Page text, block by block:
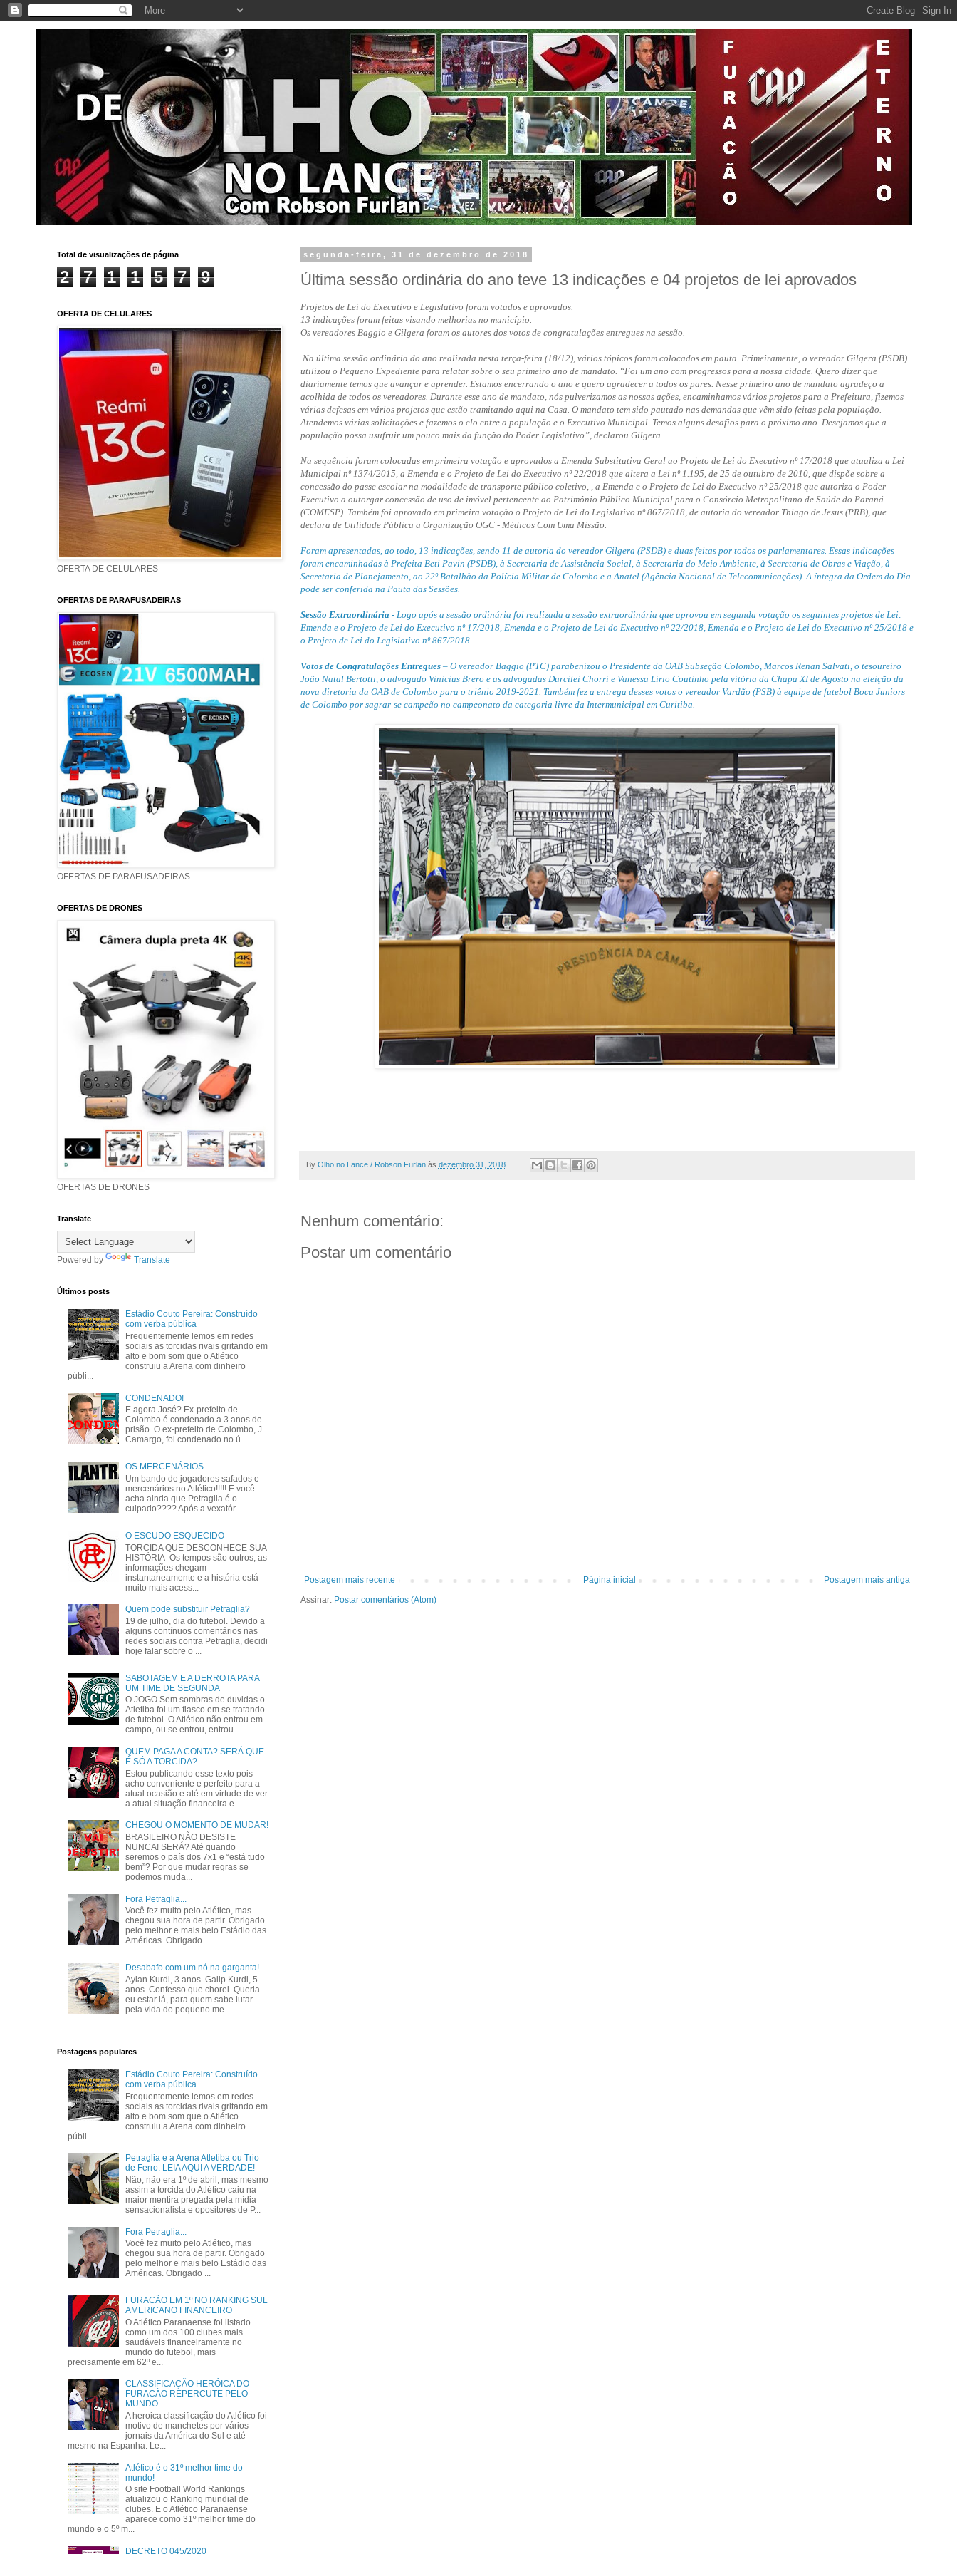
segunda-feira, 31 de dezembro de 2018
Última sessão ordinária do ano teve 13 indicações e 04 projetos de lei aprovados
Projetos de Lei do Executivo e Legislativo foram votados e aprovados.
13 indicações foram feitas visando melhorias no município.
Os vereadores Baggio e Gilgera foram os autores dos votos de congratulações entregues na sessão.
Na última sessão ordinária do ano realizada nesta terça-feira (18/12), vários tópicos foram colocados em pauta. Primeiramente, o vereador Gilgera (PSDB)
utilizou o Pequeno Expediente para relatar sobre o seu primeiro ano de mandato. “Foi um ano com progressos para a nossa cidade. Quero dizer que
diariamente temos que avançar e aprender. Estamos encerrando o ano e quero agradecer a todos os pares. Nesse primeiro ano de mandato agradeço a
acolhida de todos os vereadores. Durante esse ano de mandato, nós pulverizamos as nossas ações, encaminhamos vários projetos para a Prefeitura, fizemos
várias defesas em vários projetos que estão tramitando aqui na Casa. O mandato tem sido pautado nas demandas que vêm sido feitas pela população.
Atendemos várias solicitações e fazemos o elo entre a população e o Executivo Municipal. Temos alguns desafios para o próximo ano. Desejamos que a
população possa usufruir um pouco mais da função do Poder Legislativo”, declarou Gilgera.
Na sequência foram colocadas em primeira votação e aprovados a Emenda Substitutiva Geral ao Projeto de Lei do Executivo nº 17/2018 que atualiza a Lei
Municipal nº 1374/2015, a Emenda e o Projeto de Lei do Executivo nº 22/2018 que altera a Lei nº 1.195, de 25 de outubro de 2010, que dispõe sobre a
concessão do passe escolar na modalidade de transporte público coletivo, , a Emenda e o Projeto de Lei do Executivo nº 25/2018 que autoriza o Poder
Executivo a outorgar concessão de uso de imóvel pertencente ao Patrimônio Público Municipal para o Consórcio Metropolitano de Saúde do Paraná
(COMESP). Também foi aprovado em primeira votação o Projeto de Lei do Legislativo nº 867/2018, de autoria do vereador Thiago de Jesus (PRB), que
declara de Utilidade Pública a Organização OGC - Médicos Com Uma Missão.
Foram apresentadas, ao todo, 13 indicações, sendo 11 de autoria do vereador Gilgera (PSDB) e duas feitas por todos os parlamentares. Essas indicações
foram encaminhadas à Prefeita Beti Pavin (PSDB), à Secretaria de Assistência Social, à Secretaria do Meio Ambiente, à Secretaria de Obras e Viação, à
Secretaria de Planejamento, ao 22º Batalhão da Polícia Militar de Colombo e a Anatel (Agência Nacional de Telecomunicações). A íntegra da Ordem do Dia
pode ser conferida na Pauta das Sessões.
Sessão Extraordinária - Logo após a sessão ordinária foi realizada a sessão extraordinária que aprovou em segunda votação os seguintes projetos de Lei:
Emenda e o Projeto de Lei do Executivo nº 17/2018, Emenda e o Projeto de Lei do Executivo nº 22/2018, Emenda e o Projeto de Lei do Executivo nº 25/2018 e
o Projeto de Lei do Legislativo nº 867/2018.
Votos de Congratulações Entregues– O vereador Baggio (PTC) parabenizou o Presidente da OAB Subseção Colombo, Marcos Renan Salvati, o tesoureiro
João Natal Bertotti, o advogado Vinicius Brero e as advogadas Durcilei Chorri e Vanessa Lirio Coutinho pela vitória da Chapa XI de Agosto na eleição da
nova diretoria da OAB de Colombo para o triênio 2019-2021. Também fez a entrega desses votos o vereador Vardão (PSB) à equipe de futebol Boca Juniors
de Colombo por sagrar-se campeão no campeonato da categoria livre da Intermunicipal em Curitiba.
By Olho no Lance / Robson Furlan às dezembro 31, 2018
Nenhum comentário:
Postar um comentário
Postagem mais recente Postagem mais antiga
Página inicial
Assinar: Postar comentários (Atom)
Total de visualizações de página
2 7 1 1 5 7 9
OFERTA DE CELULARES
OFERTA DE CELULARES
OFERTAS DE PARAFUSADEIRAS
OFERTAS DE PARAFUSADEIRAS
OFERTAS DE DRONES
OFERTAS DE DRONES
Translate
Powered by Translate
Últimos posts
Estádio Couto Pereira: Construído
com verba pública
Frequentemente lemos em redes
sociais as torcidas rivais gritando em
alto e bom som que o Atlético
construiu a Arena com dinheiro
públi...
CONDENADO!
E agora José? Ex-prefeito de
Colombo é condenado a 3 anos de
prisão. O ex-prefeito de Colombo, J.
Camargo, foi condenado no ú...
OS MERCENÁRIOS
Um bando de jogadores safados e
mercenários no Atlético!!!!! E você
acha ainda que Petraglia é o
culpado???? Após a vexatór...
O ESCUDO ESQUECIDO
TORCIDA QUE DESCONHECE SUA
HISTÓRIA Os tempos são outros, as
informações chegam
instantaneamente e a história está
muito mais acess...
Quem pode substituir Petraglia?
19 de julho, dia do futebol. Devido a
alguns contínuos comentários nas
redes sociais contra Petraglia, decidi
hoje falar sobre o ...
SABOTAGEM E A DERROTA PARA
UM TIME DE SEGUNDA
O JOGO Sem sombras de duvidas o
Atletiba foi um fiasco em se tratando
de futebol. O Atlético não entrou em
campo, ou se entrou, entrou...
QUEM PAGA A CONTA? SERÁ QUE
É SÓ A TORCIDA?
Estou publicando esse texto pois
acho conveniente e perfeito para a
atual ocasião e até em virtude de ver
a atual situação financeira e ...
CHEGOU O MOMENTO DE MUDAR!
BRASILEIRO NÃO DESISTE
NUNCA! SERÁ? Até quando
seremos o país dos 7x1 e “está tudo
bem”? Por que mudar regras se
podemos muda...
Fora Petraglia...
Você fez muito pelo Atlético, mas
chegou sua hora de partir. Obrigado
pelo melhor e mais belo Estádio das
Américas. Obrigado ...
Desabafo com um nó na garganta!
Aylan Kurdi, 3 anos. Galip Kurdi, 5
anos. Confesso que chorei. Queria
eu estar lá, para quem sabe lutar
pela vida do pequeno me...
Postagens populares
Estádio Couto Pereira: Construído
com verba pública
Frequentemente lemos em redes
sociais as torcidas rivais gritando em
alto e bom som que o Atlético
construiu a Arena com dinheiro
públi...
Petraglia e a Arena Atletiba ou Trio
de Ferro. LEIA AQUI A VERDADE!
Não, não era 1º de abril, mas mesmo
assim a torcida do Atlético caiu na
maior mentira pregada pela mídia
sensacionalista e opositores de P...
Fora Petraglia...
Você fez muito pelo Atlético, mas
chegou sua hora de partir. Obrigado
pelo melhor e mais belo Estádio das
Américas. Obrigado ...
FURACÃO EM 1º NO RANKING SUL
AMERICANO FINANCEIRO
O Atlético Paranaense foi listado
como um dos 100 clubes mais
saudáveis financeiramente no
mundo do futebol, mais
precisamente em 62º e...
CLASSIFICAÇÃO HERÓICA DO
FURACÃO REPERCUTE PELO
MUNDO
A heroica classificação do Atlético foi
motivo de manchetes por vários
jornais da América do Sul e até
mesmo na Espanha. Le...
Atlético é o 31º melhor time do
mundo!
O site Football World Rankings
atualizou o Ranking mundial de
clubes. E o Atlético Paranaense
aparece como 31º melhor time do
mundo e o 5º m...
DECRETO 045/2020